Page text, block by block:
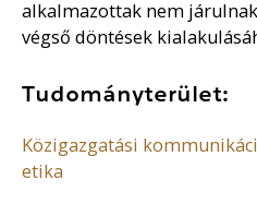
alkalmazottak nem
végső döntések
Tudományterület:
Közigazgatási
etika